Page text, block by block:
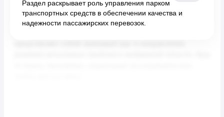
Раздел раскрывает роль управления парком
транспортных средств в обеспечении качества и
надежности пассажирских перевозок.